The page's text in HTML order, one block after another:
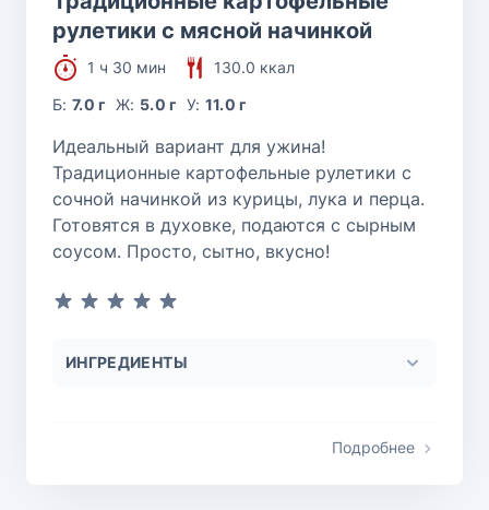
рулетики с мясной начинкой
1 ч 30 мин
130.0 ккал
Б:7.0 г Ж: 5.0 г У: 11.0 г
Идеальный вариант для ужина!
Традиционные картофельные рулетики с
сочной начинкой из курицы, лука и перца.
Готовятся в духовке, подаются с сырным
соусом. Просто, сытно, вкусно!
ИНГРЕДИЕНТЫ
Подробнее